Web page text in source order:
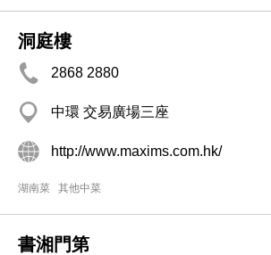
洞庭樓
2868 2880
中環 交易廣場三座
http://www.maxims.com.hk/
湖南菜 其他中菜
書湘門第